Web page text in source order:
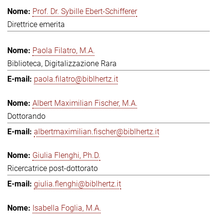
Prof. Dr. Sybille Ebert-Schifferer
Direttrice emerita
Paola Filatro, M.A.
Biblioteca, Digitalizzazione Rara
paola.filatro@biblhertz.it
Albert Maximilian Fischer, M.A.
Dottorando
albertmaximilian.fischer@biblhertz.it
Giulia Flenghi, Ph.D.
Ricercatrice post-dottorato
giulia.flenghi@biblhertz.it
Isabella Foglia, M.A.